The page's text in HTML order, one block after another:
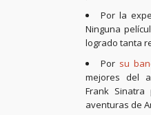
Por la
Ninguna
logrado tanta
Por su
mejores del
Frank
aventuras de